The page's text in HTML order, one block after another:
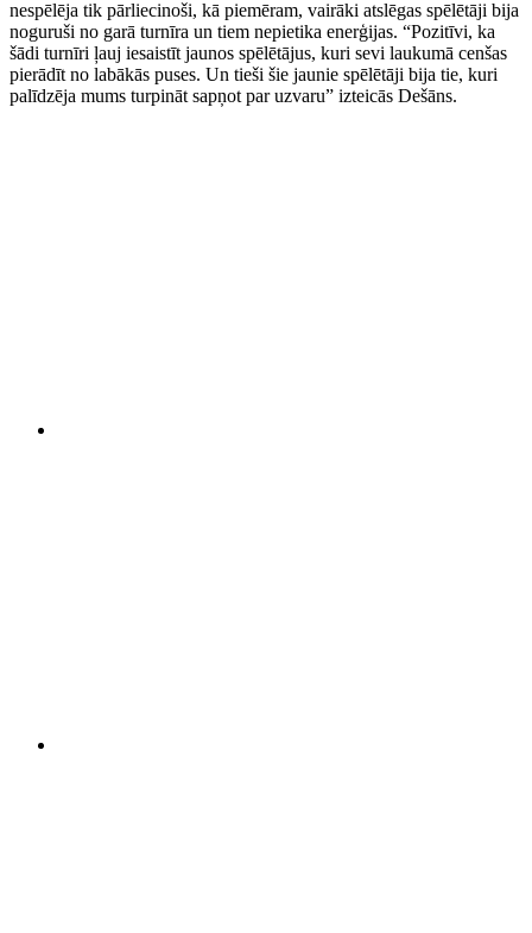
nespēlēja tik pārliecinoši, kā piemēram, vairāki atslēgas spēlētāji bija
noguruši no garā turnīra un tiem nepietika enerģijas. “Pozitīvi, ka
šādi turnīri ļauj iesaistīt jaunos spēlētājus, kuri sevi laukumā cenšas
pierādīt no labākās puses. Un tieši šie jaunie spēlētāji bija tie, kuri
palīdzēja mums turpināt sapņot par uzvaru” izteicās Dešāns.